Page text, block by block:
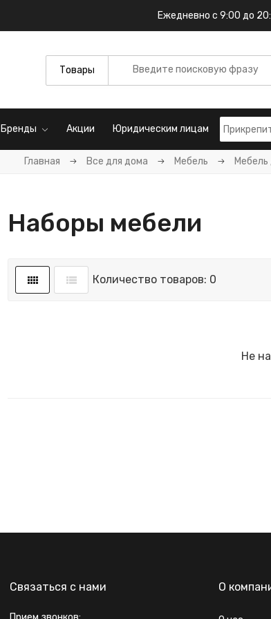
Ежедневно с 9:00 до
Бренды Акции Юридическим лицам
Главная Все для дома Мебель Мебель
Наборы мебели
Количество товаров: 0
Не
Связаться с нами О